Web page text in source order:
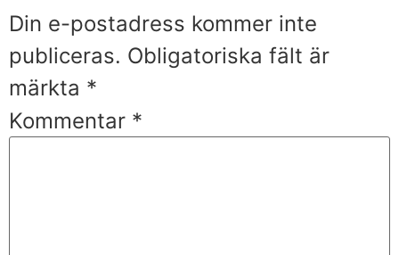
Din e-postadress kommer inte
publiceras. Obligatoriska fält är
märkta *
Kommentar *